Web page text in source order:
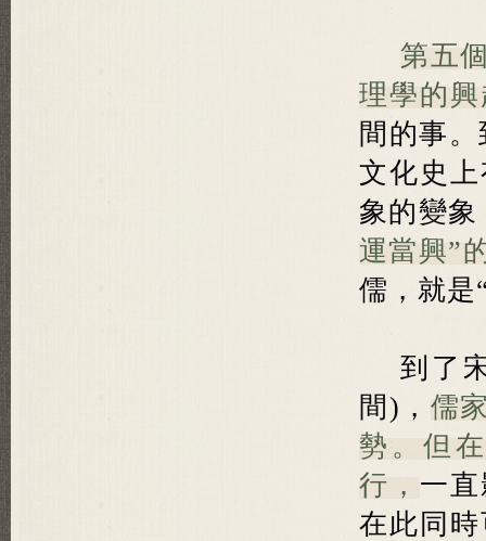
第五
理學的
間的事
文化史
象的變
運當興”
儒，就是
到了
間)， 儒
勢。但
行， 一
在此同